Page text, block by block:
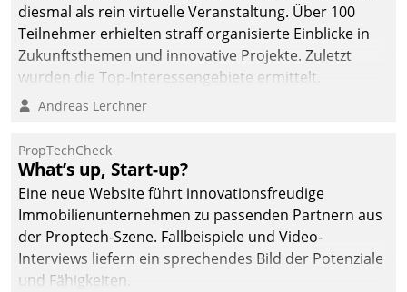
diesmal als rein virtuelle Veranstaltung. Über 100
Teilnehmer erhielten straff organisierte Einblicke in
Zukunftsthemen und innovative Projekte. Zuletzt
wurden die Top-Interessengebiete ermittelt.
Andreas Lerchner
PropTechCheck
What’s up, Start-up?
Eine neue Website führt innovationsfreudige
Immobilienunternehmen zu passenden Partnern aus
der Proptech-Szene. Fallbeispiele und Video-
Interviews liefern ein sprechendes Bild der Potenziale
und Fähigkeiten.